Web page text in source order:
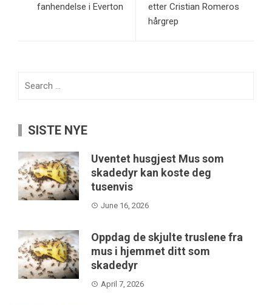
fanhendelse i Everton
etter Cristian Romeros
hårgrep
SISTE NYE
Uventet husgjest Mus som
skadedyr kan koste deg
tusenvis
June 16, 2026
Oppdag de skjulte truslene fra
mus i hjemmet ditt som
skadedyr
April 7, 2026